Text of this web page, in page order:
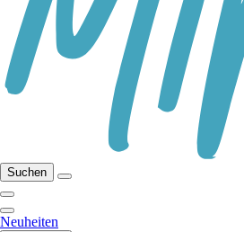
Suchen
Neuheiten